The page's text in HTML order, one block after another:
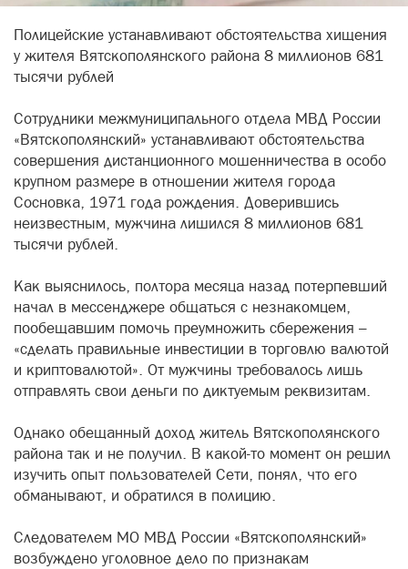
Полицейские устанавливают обстоятельства хищения
у жителя Вятскополянского района 8 миллионов 681
тысячи рублей
Сотрудники межмуниципального отдела МВД России
«Вятскополянский» устанавливают обстоятельства
совершения дистанционного мошенничества в особо
крупном размере в отношении жителя города
Сосновка, 1971 года рождения. Доверившись
неизвестным, мужчина лишился 8 миллионов 681
тысячи рублей.
Как выяснилось, полтора месяца назад потерпевший
начал в мессенджере общаться с незнакомцем,
пообещавшим помочь преумножить сбережения –
«сделать правильные инвестиции в торговлю валютой
и криптовалютой». От мужчины требовалось лишь
отправлять свои деньги по диктуемым реквизитам.
Однако обещанный доход житель Вятскополянского
района так и не получил. В какой-то момент он решил
изучить опыт пользователей Сети, понял, что его
обманывают, и обратился в полицию.
Следователем МО МВД России «Вятскополянский»
возбуждено уголовное дело по признакам